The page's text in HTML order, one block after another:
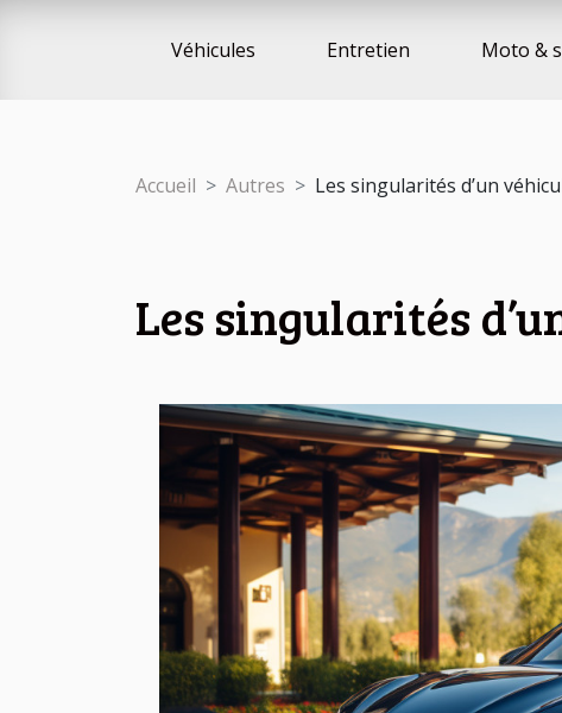
Véhicules Entretien Moto &
Accueil Autres Les singularités d’un
Les singularités